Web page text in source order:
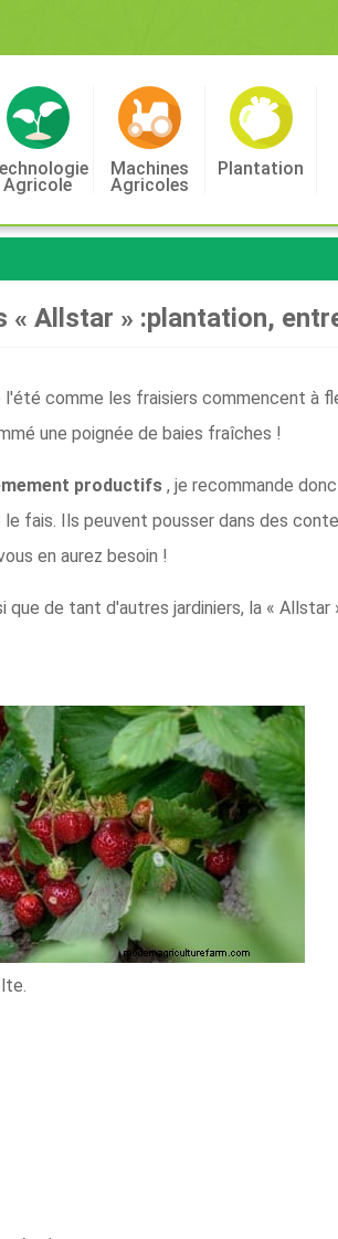
Agricole
Machines
Agricoles
Plantation
« Allstar » :plantation,
comme les fraisiers commencent à
une poignée de baies fraîches !
productifs , je recommande
fais. Ils peuvent pousser dans des
en aurez besoin !
de tant d'autres jardiniers, la « Allstar